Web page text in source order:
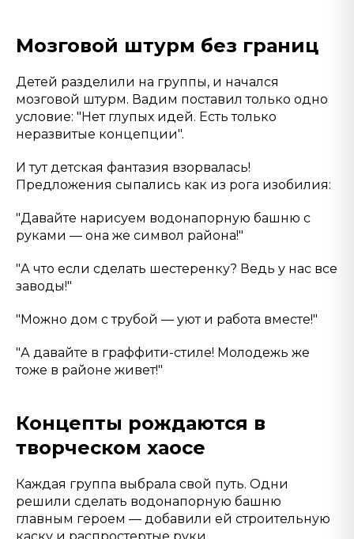
Мозговой штурм без границ
Детей разделили на группы, и начался
мозговой штурм. Вадим поставил только одно
условие: "Нет глупых идей. Есть только
неразвитые концепции".
И тут детская фантазия взорвалась!
Предложения сыпались как из рога изобилия:
"Давайте нарисуем водонапорную башню с
руками — она же символ района!"
"А что если сделать шестеренку? Ведь у нас все
заводы!"
"Можно дом с трубой — уют и работа вместе!"
"А давайте в граффити-стиле! Молодежь же
тоже в районе живет!"
Концепты рождаются в
творческом хаосе
Каждая группа выбрала свой путь. Одни
решили сделать водонапорную башню
главным героем — добавили ей строительную